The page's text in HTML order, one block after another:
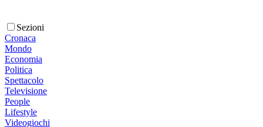
Sezioni
Cronaca
Mondo
Economia
Politica
Spettacolo
Televisione
People
Lifestyle
Videogiochi